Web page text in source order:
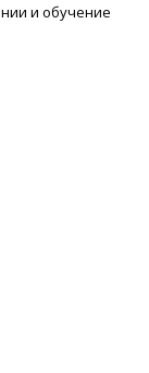
и обучение